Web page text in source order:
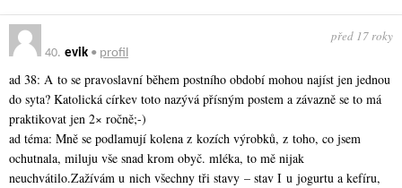
40. evik • profil
před 17 roky
ad 38: A to se pravoslavní během postního období mohou najíst jen jednou
do syta? Katolická církev toto nazývá přísným postem a závazně se to má
praktikovat jen 2× ročně;-)
ad téma: Mně se podlamují kolena z kozích výrobků, z toho, co jsem
ochutnala, miluju vše snad krom obyč. mléka, to mě nijak
neuchvátilo.Zažívám u nich všechny tři stavy – stav I u jogurtu a kefíru,